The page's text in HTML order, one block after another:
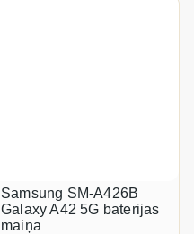
Samsung SM-A426B
Galaxy A42 5G baterijas
maiņa